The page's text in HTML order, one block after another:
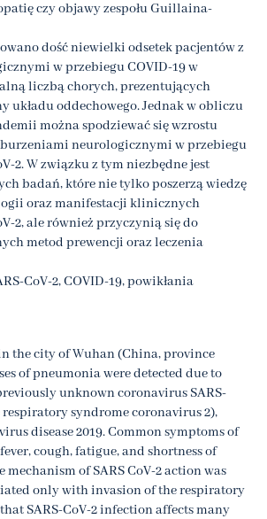
czy objawy zespołu Guillaina-
dość niewielki odsetek pacjentów z
w przebiegu COVID-19 w
liczbą chorych, prezentujących
układu oddechowego. Jednak w obliczu
można spodziewać się wzrostu
neurologicznymi w przebiegu
2. W związku z tym niezbędne jest
badań, które nie tylko poszerzą wiedzę
oraz manifestacji klinicznych
2, ale również przyczynią się do
metod prewencji oraz leczenia
CoV-2, COVID-19, powikłania
the city of Wuhan (China, province
of pneumonia were detected due to
unknown coronavirus SARS-
respiratory syndrome coronavirus 2),
disease 2019. Common symptoms of
cough, fatigue, and shortness of
of SARS CoV-2 action was
only with invasion of the respiratory
SARS-CoV-2 infection affects many